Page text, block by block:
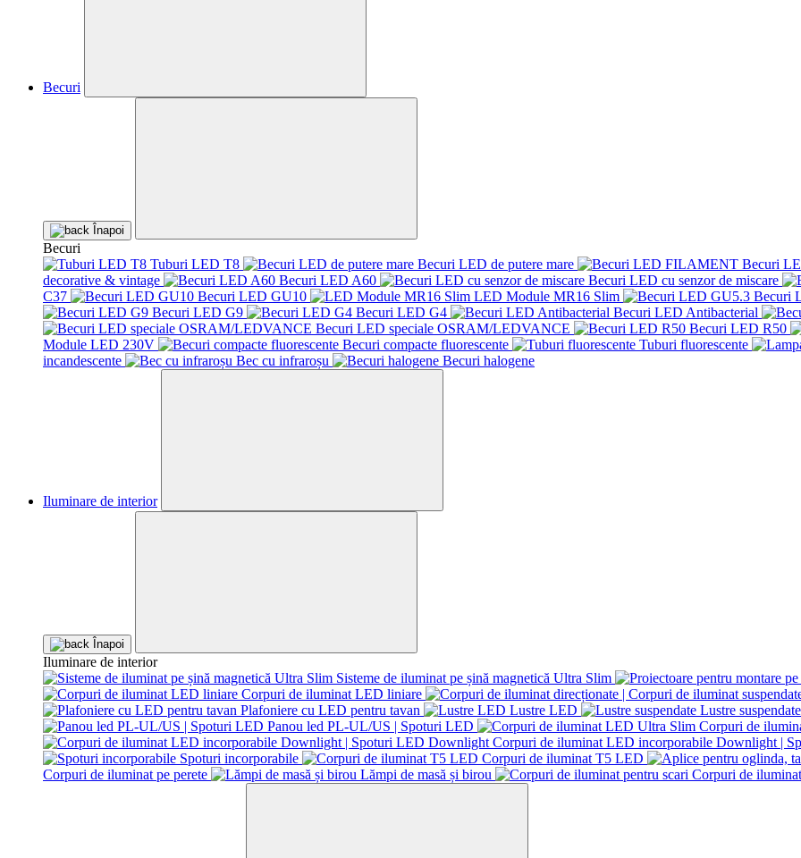
Becuri
Înapoi
Becuri
Tuburi LED T8
Becuri LED de putere mare
Becuri
decorative & vintage
Becuri LED A60
Becuri LED cu senzor de miscare
C37
Becuri LED GU10 LED Module MR16 Slim
Becuri
Becuri LED G9
Becuri LED G4
Becuri LED Antibacterial
Becuri LED speciale OSRAM/LEDVANCE
Becuri LED R50
Module LED 230V
Becuri compacte fluorescente
Tuburi fluorescente
incandescente
Bec cu infraroșu Becuri halogene
Iluminare de interior
Înapoi
Iluminare de interior
Sisteme de iluminat pe șină magnetică Ultra Slim
Corpuri de iluminat LED liniare
Plafoniere cu LED pentru tavan
Lustre LED
Lustre suspendate
Panou led PL-UL/US | Spoturi LED
Corpuri de
Corpuri de iluminat LED incorporabile Downlight |
Spoturi incorporabile
Corpuri de iluminat T5 LED
Corpuri de iluminat pe perete
Lămpi de masă și birou Corpuri de